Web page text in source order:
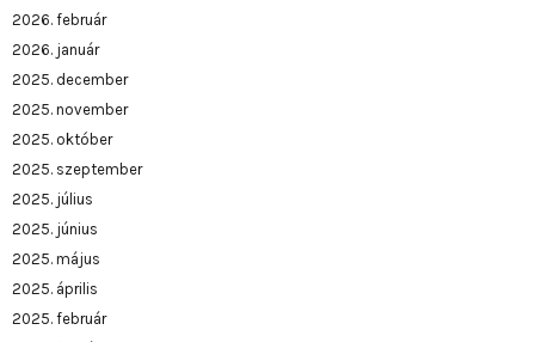
2026. február
2026. január
2025. december
2025. november
2025. október
2025. szeptember
2025. július
2025. június
2025. május
2025. április
2025. február